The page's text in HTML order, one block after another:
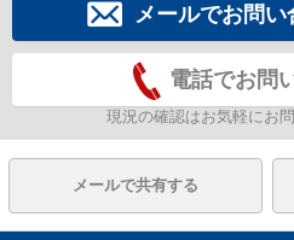
メールでお問
電話でお問
現況の確認はお気軽にお
メールで共有する